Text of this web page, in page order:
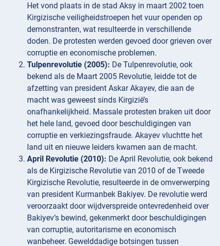
Het vond plaats in de stad Aksy in maart 2002 toen
Kirgizische veiligheidstroepen het vuur openden op
demonstranten, wat resulteerde in verschillende
doden. De protesten werden gevoed door grieven over
corruptie en economische problemen.
Tulpenrevolutie (2005): De Tulpenrevolutie, ook
bekend als de Maart 2005 Revolutie, leidde tot de
afzetting van president Askar Akayev, die aan de
macht was geweest sinds Kirgizië’s
onafhankelijkheid. Massale protesten braken uit door
het hele land, gevoed door beschuldigingen van
corruptie en verkiezingsfraude. Akayev vluchtte het
land uit en nieuwe leiders kwamen aan de macht.
April Revolutie (2010): De April Revolutie, ook bekend
als de Kirgizische Revolutie van 2010 of de Tweede
Kirgizische Revolutie, resulteerde in de omverwerping
van president Kurmanbek Bakiyev. De revolutie werd
veroorzaakt door wijdverspreide ontevredenheid over
Bakiyev’s bewind, gekenmerkt door beschuldigingen
van corruptie, autoritarisme en economisch
wanbeheer. Gewelddadige botsingen tussen